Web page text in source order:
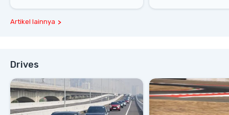
Artikel lainnya
Drives